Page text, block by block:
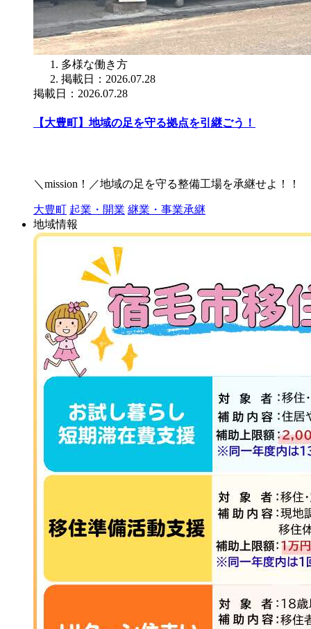
多様な働き方
掲載日：2026.07.28
掲載日：2026.07.28
【大豊町】地域の足を守る拠点を引継ごう！
＼mission！／地域の足を守る整備工場を承継せよ！！
大豊町 起業・開業 継業・事業承継
地域情報